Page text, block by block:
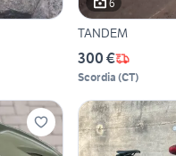
6
TANDEM
300 €
Scordia (CT)